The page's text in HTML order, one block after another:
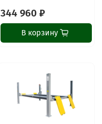
344 960 ₽
В корзину